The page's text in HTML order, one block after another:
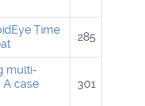
Time
285
multi-
A case
301